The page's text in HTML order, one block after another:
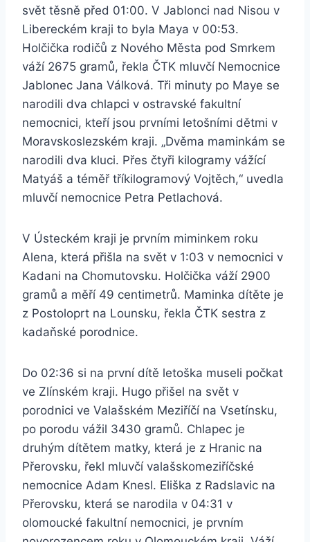
svět těsně před 01:00. V Jablonci nad Nisou v
Libereckém kraji to byla Maya v 00:53.
Holčička rodičů z Nového Města pod Smrkem
váží 2675 gramů, řekla ČTK mluvčí Nemocnice
Jablonec Jana Válková. Tři minuty po Maye se
narodili dva chlapci v ostravské fakultní
nemocnici, kteří jsou prvními letošními dětmi v
Moravskoslezském kraji. „Dvěma maminkám se
narodili dva kluci. Přes čtyři kilogramy vážící
Matyáš a téměř tříkilogramový Vojtěch,“ uvedla
mluvčí nemocnice Petra Petlachová.
V Ústeckém kraji je prvním miminkem roku
Alena, která přišla na svět v 1:03 v nemocnici v
Kadani na Chomutovsku. Holčička váží 2900
gramů a měří 49 centimetrů. Maminka dítěte je
z Postoloprt na Lounsku, řekla ČTK sestra z
kadaňské porodnice.
Do 02:36 si na první dítě letoška museli počkat
ve Zlínském kraji. Hugo přišel na svět v
porodnici ve Valašském Meziříčí na Vsetínsku,
po porodu vážil 3430 gramů. Chlapec je
druhým dítětem matky, která je z Hranic na
Přerovsku, řekl mluvčí valašskomeziříčské
nemocnice Adam Knesl. Eliška z Radslavic na
Přerovsku, která se narodila v 04:31 v
olomoucké fakultní nemocnici, je prvním